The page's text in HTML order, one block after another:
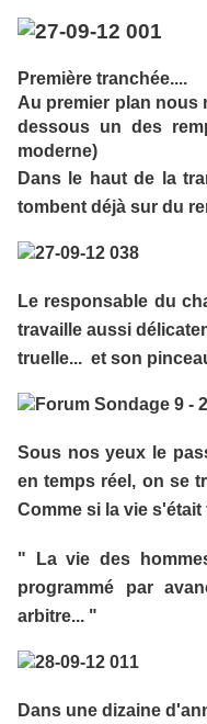
Première tranchée....
Au premier plan nous
dessous un des
moderne)
Dans le haut de la
tombent déjà sur du
Le responsable du
travaille aussi
truelle... et son
Sous nos yeux le
en temps réel, on se
Comme si la vie
" La vie des
programmé par
arbitre... "
Dans une dizaine